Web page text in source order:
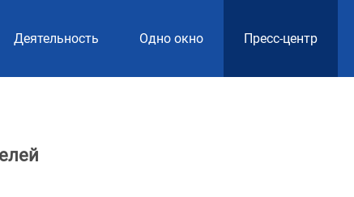
Деятельность Одно окно Пресс-центр